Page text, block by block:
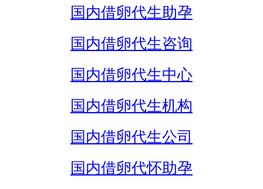
国内借卵代生助孕
国内借卵代生咨询
国内借卵代生中心
国内借卵代生机构
国内借卵代生公司
国内借卵代怀助孕